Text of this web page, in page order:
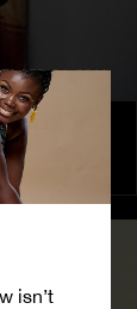
isn’t